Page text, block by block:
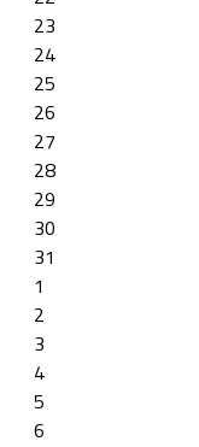
23
24
25
26
27
28
29
30
31
1
2
3
4
5
6